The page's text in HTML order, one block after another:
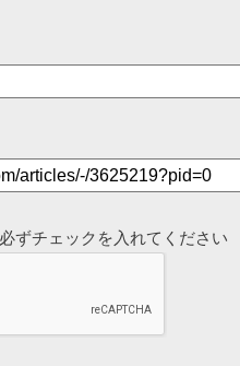
ずチェックを入れてください